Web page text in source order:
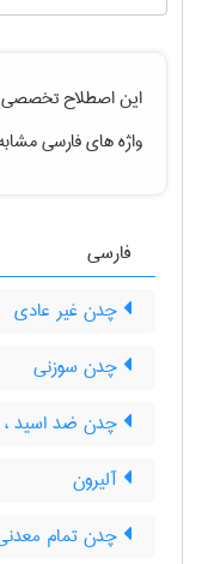
این اصطلاح تخصصی
واژه های فارسی
فارسی
چدن غیر عادی
چدن سوزنی
چدن ضد اسید
آلیرون
چدن تمام